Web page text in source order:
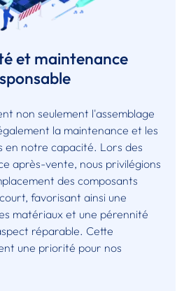
et maintenance
non seulement l'assemblage
la maintenance et les
en notre capacité. Lors des
après-vente, nous privilégions
des composants
favorisant ainsi une
matériaux et une pérennité
réparable. Cette
une priorité pour nos